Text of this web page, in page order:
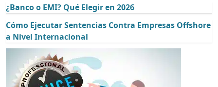
¿Banco o EMI? Qué Elegir en 2026
Cómo Ejecutar Sentencias Contra Empresas Offshore
a Nivel Internacional